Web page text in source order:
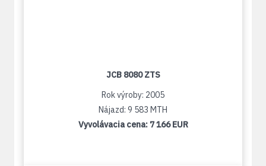
JCB 8080 ZTS
Rok výroby: 2005
Nájazd: 9 583 MTH
Vyvolávacia cena: 7 166 EUR